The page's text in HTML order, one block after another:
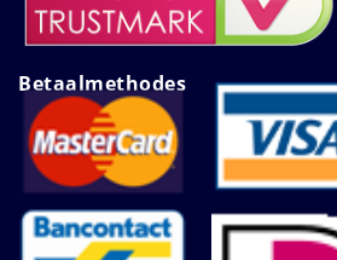
Betaalmethodes